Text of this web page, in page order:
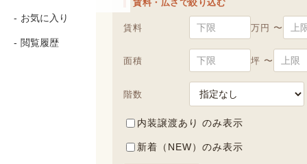
賃料・広さで絞り込む
賃料 万円 〜
面積 坪 〜
階数
内装譲渡あり のみ表示
新着（NEW）のみ表示
お気に入り
閲覧履歴